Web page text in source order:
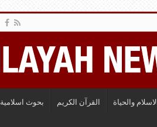
الاسلام والحياة القرآن الكريم بحوث اسلامية